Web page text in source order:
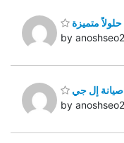
متميزة
by
صيانة إل جي
by